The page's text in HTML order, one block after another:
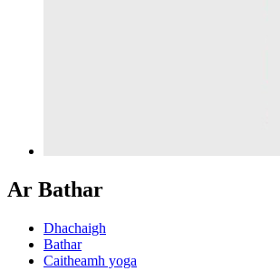
Ar Bathar
Dhachaigh
Bathar
Caitheamh yoga